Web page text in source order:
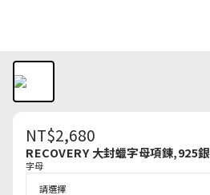
NT$2,680
RECOVERY 大封蠟字母項鍊,925銀
字母